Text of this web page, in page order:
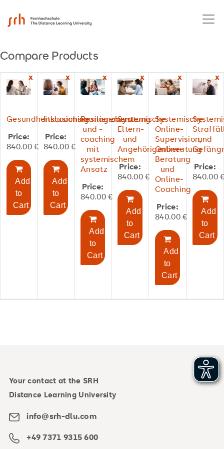
Compare Products
x x x x x x
Gesundheitscoaching
Price:
840.00€
Add
to
Cart
Inklusionsmanagement
Price:
840.00€
Add
to
Cart
Resilienzberatung
und -
coaching
mit
systemischem
Ansatz
Price:
840.00€
Add
to
Cart
Systemische
Eltern-
und
Angehörigenberatung
Price:
840.00€
Add
to
Cart
Systemische
Online-
Supervision,
Online-
Beratung
und
Online-
Coaching
Price:
840.00€
Add
to
Cart
und
Price:
840.00
Add
to
Cart
Your contact at the SRH
Distance Learning University
info@srh-dlu.com
+49 7371 9315 600